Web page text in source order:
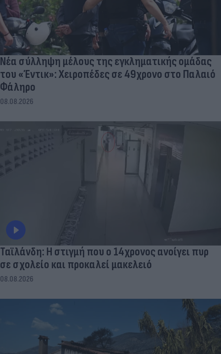
Νέα σύλληψη μέλους της εγκληματικής ομάδας
του «Έντικ»: Χειροπέδες σε 49χρονο στο Παλαιό
Φάληρο
08.08.2026
Ταϊλάνδη: Η στιγμή που ο 14χρονος ανοίγει πυρ
σε σχολείο και προκαλεί μακελειό
08.08.2026